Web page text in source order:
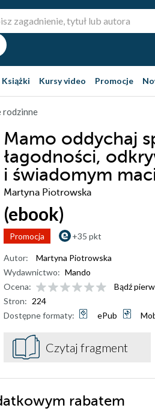
Książki Kursy video Promocje
rodzinne
Mamo oddychaj
łagodności,
i świadomym
Martyna Piotrowska
(ebook)
Promocja +35 pkt
Autor:
Martyna Piotrowska
Wydawnictwo: Mando
Ocena:
Bądź
Stron: 224
Dostępne formaty:
ePub
Czytaj fragment
rabatem